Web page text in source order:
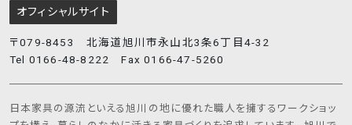
オフィシャルサイト
〒079-8453 北海道旭川市永山北3条6丁目4-32
Tel 0166-48-8222 Fax 0166-47-5260
日本家具の源流といえる旭川の地に優れた職人を擁するワークショッ